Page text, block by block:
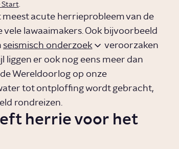
Start.
meest acute herrieprobleem van de
vele lawaaimakers. Ook bijvoorbeeld
seismisch onderzoek
veroorzaken
liggen er ook nog eens meer dan
Wereldoorlog op onze
tot ontploffing wordt gebracht,
rondreizen.
herrie voor het